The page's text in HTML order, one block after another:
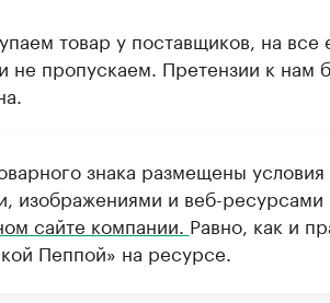
товар у поставщиков, на все
не пропускаем. Претензии к нам
знака размещены условия
изображениями и веб-ресурсами
сайте компании. Равно, как и
Пеппой» на ресурсе.